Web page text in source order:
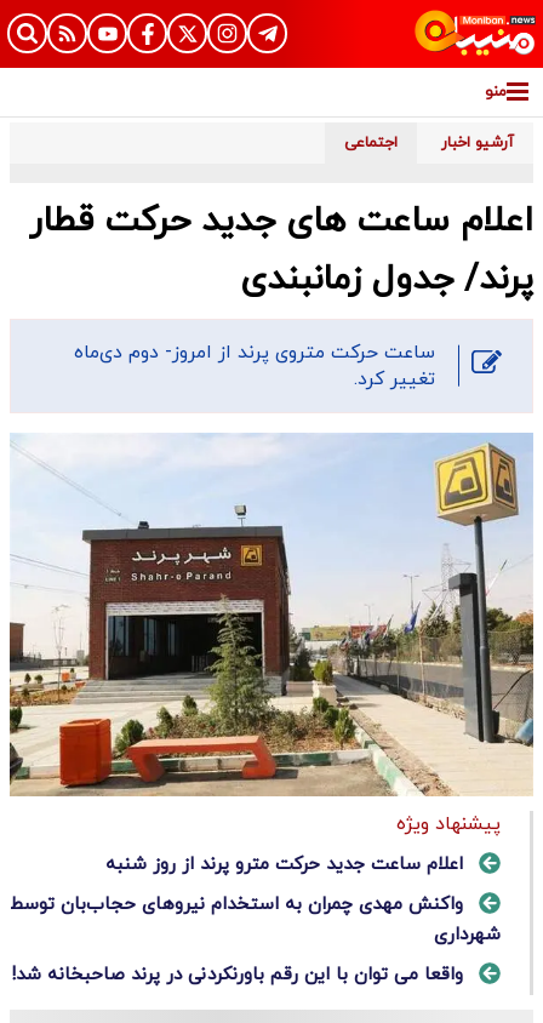
منو
آرشیو اخبار اجتماعی
اعلام ساعت های جدید حرکت قطار
پرند/ جدول زمانبندی
ساعت حرکت متروی پرند از امروز- دوم دی‌‎ماه
تغییر کرد.
پیشنهاد ویژه
اعلام ساعت جدید حرکت مترو پرند از روز شنبه
واکنش مهدی چمران به استخدام نیروهای حجاب‌بان توسط
شهرداری
واقعا می توان با این رقم باورنکردنی در پرند صاحبخانه شد!